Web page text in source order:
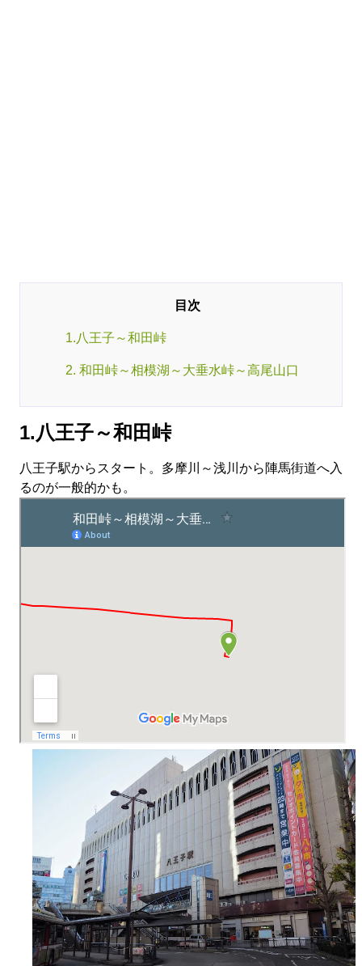
1.八王子～和田峠
2. 和田峠～相模湖～大垂水峠～高尾山口
1.八王子～和田峠
八王子駅からスタート。多摩川～浅川から陣馬街道へ入
るのが一般的かも。